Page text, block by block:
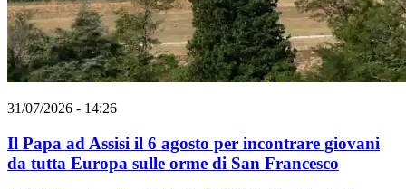
31/07/2026 - 14:26
Il Papa ad Assisi il 6 agosto per incontrare giovani
da tutta Europa sulle orme di San Francesco